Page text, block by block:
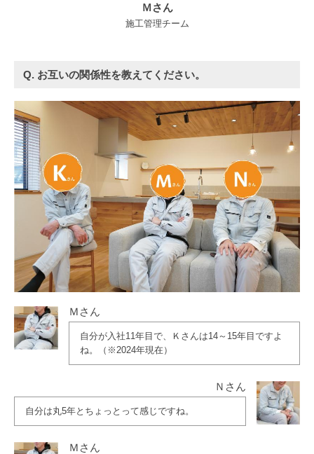
Ｍさん
施工管理チーム
Q. お互いの関係性を教えてください。
Ｍさん
自分が入社11年目で、Ｋさんは14～15年目ですよ
ね。（※2024年現在）
Ｎさん
自分は丸5年とちょっとって感じですね。
Ｍさん